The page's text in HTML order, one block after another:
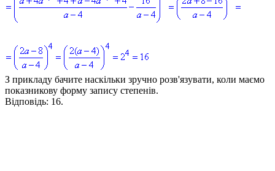
З прикладу бачите наскільки зручно розв'язувати, коли маємо
показникову форму запису степенів.
Відповідь: 16.